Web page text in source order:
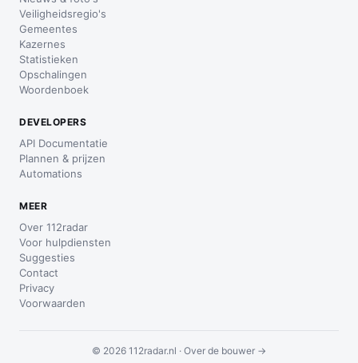
Veiligheidsregio's
Gemeentes
Kazernes
Statistieken
Opschalingen
Woordenboek
DEVELOPERS
API Documentatie
Plannen & prijzen
Automations
MEER
Over 112radar
Voor hulpdiensten
Suggesties
Contact
Privacy
Voorwaarden
© 2026 112radar.nl · Over de bouwer →